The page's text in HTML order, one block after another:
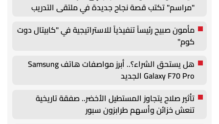
"مراسم" تكتب قصة نجاح جديدة في ملتقى التدريب
والتوظيف الزراعي الأول بجامعة دمنهور
مأمون صبيح رئيساً تنفيذياً للاستراتيجية في "كابيتال دوت
كوم"
هل يستحق الشراء؟.. أبرز مواصفات هاتف Samsung
Galaxy F70 Pro الجديد
تأثير صلاح يتجاوز المستطيل الأخضر.. صفقة تاريخية
تنعش خزائن وأسهم طرابزون سبور